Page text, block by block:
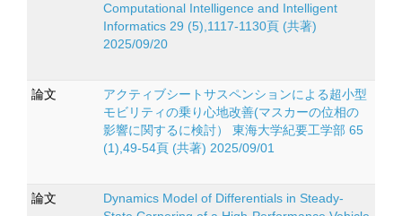
Computational Intelligence and Intelligent
Informatics 29 (5),1117-1130頁 (共著)
2025/09/20
論文
アクティブシートサスペンションによる超小型
モビリティの乗り心地改善(マスカーの位相の
影響に関するに検討） 東海大学紀要工学部 65
(1),49-54頁 (共著) 2025/09/01
論文
Dynamics Model of Differentials in Steady-